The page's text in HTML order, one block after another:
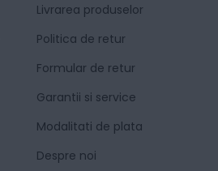
Livrarea produselor
Politica de retur
Formular de retur
Garantii si service
Modalitati de plata
Despre noi